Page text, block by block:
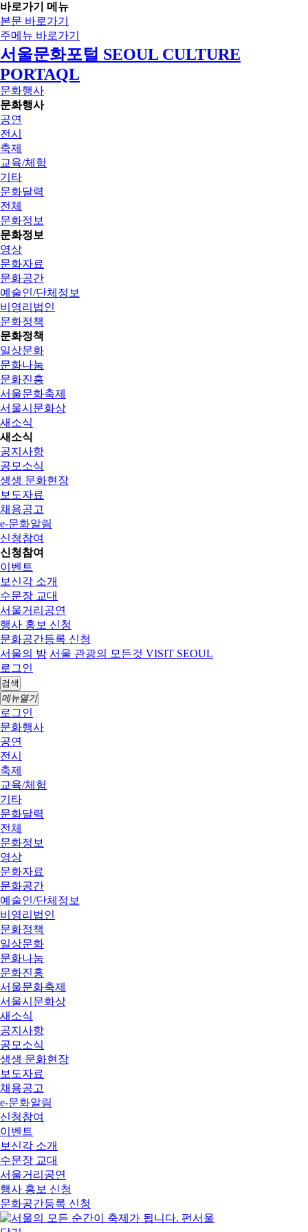
바로가기 메뉴
본문 바로가기
주메뉴 바로가기
서울문화포털 SEOUL CULTURE
PORTAQL
문화행사
문화행사
공연
전시
축제
교육/체험
기타
문화달력
전체
문화정보
문화정보
영상
문화자료
문화공간
예술인/단체정보
비영리법인
문화정책
문화정책
일상문화
문화나눔
문화진흥
서울문화축제
서울시문화상
새소식
새소식
공지사항
공모소식
생생 문화현장
보도자료
채용공고
e-문화알림
신청참여
신청참여
이벤트
보신각 소개
수문장 교대
서울거리공연
행사 홍보 신청
문화공간등록 신청
서울의 밤 서울 관광의 모든것 VISIT SEOUL
로그인
검색
메뉴열기
로그인
문화행사
공연
전시
축제
교육/체험
기타
문화달력
전체
문화정보
영상
문화자료
문화공간
예술인/단체정보
비영리법인
문화정책
일상문화
문화나눔
문화진흥
서울문화축제
서울시문화상
새소식
공지사항
공모소식
생생 문화현장
보도자료
채용공고
e-문화알림
신청참여
이벤트
보신각 소개
수문장 교대
서울거리공연
행사 홍보 신청
문화공간등록 신청